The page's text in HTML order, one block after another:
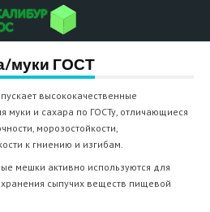
муки ГОСТ
высококачественные
и сахара по ГОСТу, отличающиеся
морозостойкости,
к гниению и изгибам.
мешки активно используются для
сыпучих веществ пищевой